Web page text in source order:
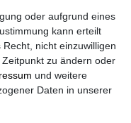
oder aufgrund eines
kann erteilt
nicht einzuwilligen
zu ändern oder
und weitere
Daten in unserer